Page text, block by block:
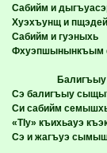
Сабийм и
Хуэхъунщ и
Сабийм и гуэныхь
Фхуэпшынынкъым
Сэ балигъыу
Си сабийм
«ТIу» къихьауэ
Сэ и жагъуэ